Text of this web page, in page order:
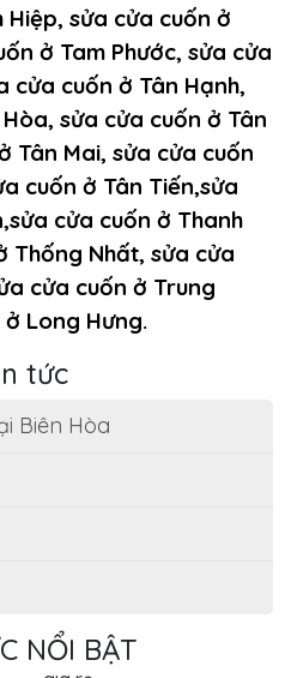
sửa cửa cuốn ở
ở Tam Phước, sửa cửa
cửa cuốn ở Tân Hạnh,
sửa cửa cuốn ở Tân
Tân Mai, sửa cửa cuốn
cuốn ở Tân Tiến,sửa
cửa cuốn ở Thanh
Thống Nhất, sửa cửa
cửa cuốn ở Trung
Long Hưng.
tức
Biên Hòa
NỔI BẬT
Cửa Cuốn Phường Tân Hiệp,
- Giá Rẻ Tiết Kiệm
An Bình - Biên Hòa uy tín
, giá rẻ